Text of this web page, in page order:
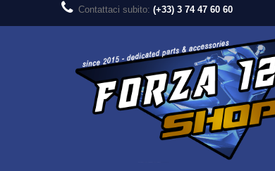
Contattaci subito: (+33) 3 74 47 60 60